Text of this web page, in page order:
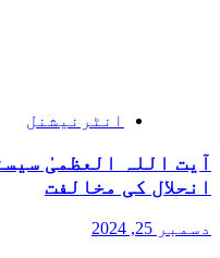
انٹرنیشنل
آیت اللہ العظمیٰ
انحلال کی مخالفت
دسمبر 25, 2024